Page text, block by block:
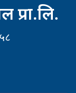
प्रा.लि.